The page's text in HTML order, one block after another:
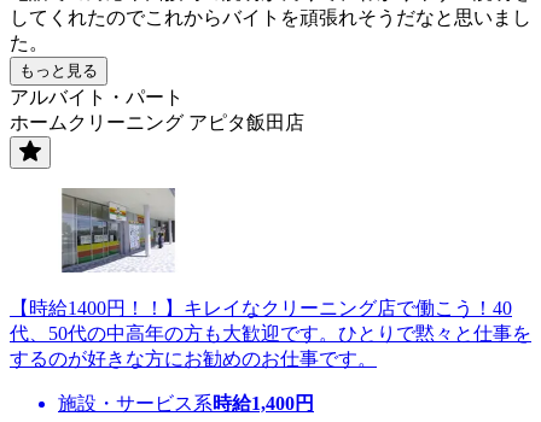
してくれたのでこれからバイトを頑張れそうだなと思いまし
た。
もっと見る
アルバイト・パート
ホームクリーニング アピタ飯田店
【時給1400円！！】キレイなクリーニング店で働こう！40
代、50代の中高年の方も大歓迎です。ひとりで黙々と仕事を
するのが好きな方にお勧めのお仕事です。
施設・サービス系時給1,400円